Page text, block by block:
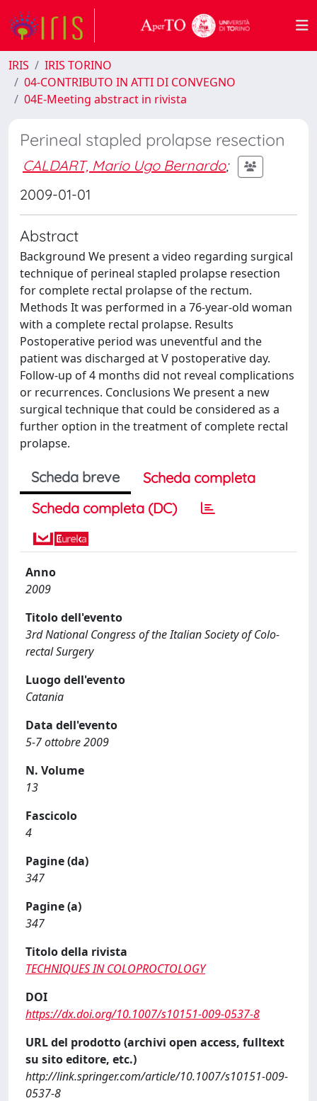
IRIS
IRIS TORINO
04-CONTRIBUTO IN ATTI DI CONVEGNO
04E-Meeting abstract in rivista
Perineal stapled prolapse resection
CALDART, Mario Ugo Bernardo;
2009-01-01
Abstract
Background We present a video regarding surgical
technique of perineal stapled prolapse resection
for complete rectal prolapse of the rectum.
Methods It was performed in a 76-year-old woman
with a complete rectal prolapse. Results
Postoperative period was uneventful and the
patient was discharged at V postoperative day.
Follow-up of 4 months did not reveal complications
or recurrences. Conclusions We present a new
surgical technique that could be considered as a
further option in the treatment of complete rectal
prolapse.
Scheda breve
Scheda completa
Scheda completa (DC)
Anno
2009
Titolo dell'evento
3rd National Congress of the Italian Society of Colo-
rectal Surgery
Luogo dell'evento
Catania
Data dell'evento
5-7 ottobre 2009
N. Volume
13
Fascicolo
4
Pagine (da)
347
Pagine (a)
347
Titolo della rivista
TECHNIQUES IN COLOPROCTOLOGY
DOI
https://dx.doi.org/10.1007/s10151-009-0537-8
URL del prodotto (archivi open access, fulltext
su sito editore, etc.)
http://link.springer.com/article/10.1007/s10151-009-
0537-8